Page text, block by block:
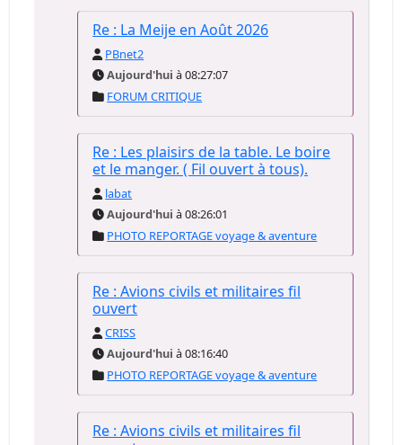
Re : La Meije en Août 2026
PBnet2
Aujourd'hui à 08:27:07
FORUM CRITIQUE
Re : Les plaisirs de la table. Le boire
et le manger. ( Fil ouvert à tous).
labat
Aujourd'hui à 08:26:01
PHOTO REPORTAGE voyage & aventure
Re : Avions civils et militaires fil
ouvert
CRISS
Aujourd'hui à 08:16:40
PHOTO REPORTAGE voyage & aventure
Re : Avions civils et militaires fil